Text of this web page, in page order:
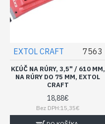
EXTOL CRAFT 7563
KĽÚČ NA RÚRY, 3,5" / 610 MM,
NA RÚRY DO 75 MM, EXTOL
CRAFT
18,88€
Bez DPH:15,35€